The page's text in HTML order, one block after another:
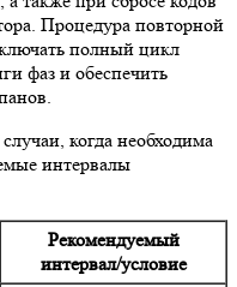
Процедура повторной
полный цикл
фаз и обеспечить
когда необходима
интервалы
Рекомендуемый
интервал/условие